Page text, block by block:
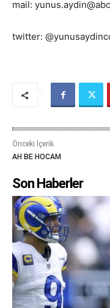
mail:
twitter:
Önceki İçerik
AH BE HOCAM
Son Haberler